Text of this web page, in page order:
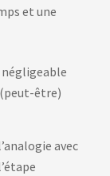
et une
(peut-être)
avec